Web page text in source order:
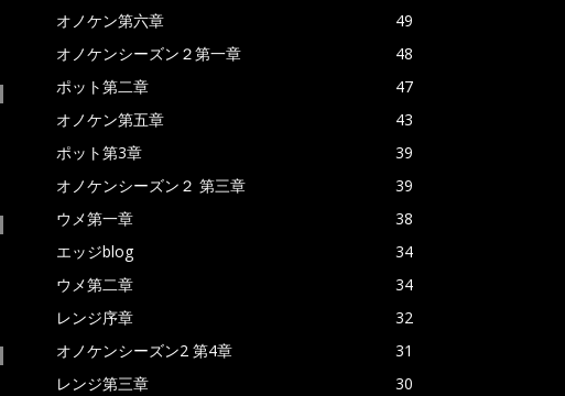
オノケン第六章
49
オノケンシーズン２第一章
48
ポット第二章
47
オノケン第五章
43
ポット第3章
39
オノケンシーズン２ 第三章
39
ウメ第一章
38
エッジblog
34
ウメ第二章
34
レンジ序章
32
オノケンシーズン2 第4章
31
レンジ第三章
30